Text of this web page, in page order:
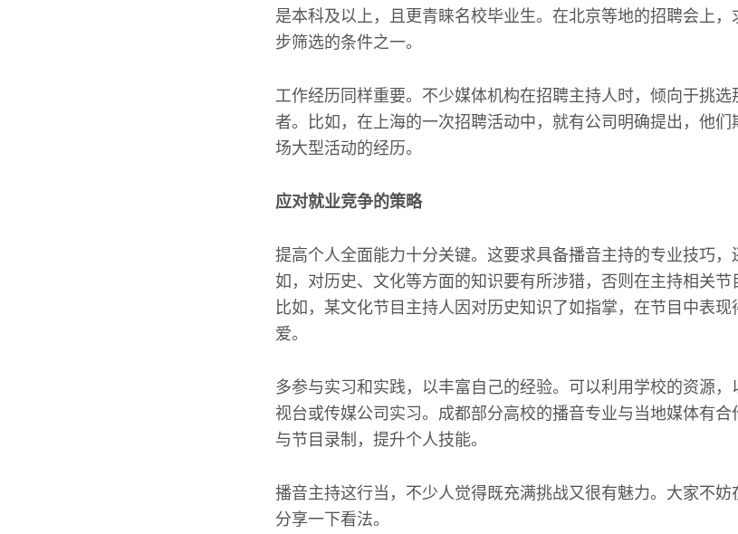
是本科及以上，且更青睐名校毕业生。在北京等地的招聘会上
步筛选的条件之一。
工作经历同样重要。不少媒体机构在招聘主持人时，倾向于挑
者。比如，在上海的一次招聘活动中，就有公司明确提出，他
场大型活动的经历。
应对就业竞争的策略
提高个人全面能力十分关键。这要求具备播音主持的专业技巧
如，对历史、文化等方面的知识要有所涉猎，否则在主持相关节
比如，某文化节目主持人因对历史知识了如指掌，在节目中表
爱。
多参与实习和实践，以丰富自己的经验。可以利用学校的资源
视台或传媒公司实习。成都部分高校的播音专业与当地媒体有
与节目录制，提升个人技能。
播音主持这行当，不少人觉得既充满挑战又很有魅力。大家不
分享一下看法。